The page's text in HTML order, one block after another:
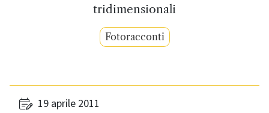
tridimensionali
Fotoracconti
19 aprile 2011